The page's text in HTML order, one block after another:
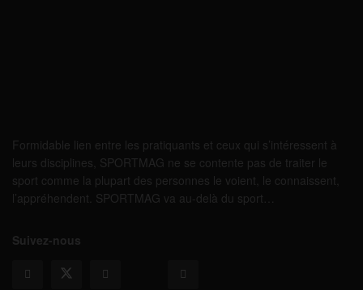
Formidable lien entre les pratiquants et ceux qui s’intéressent à
leurs disciplines, SPORTMAG ne se contente pas de traiter le
sport comme la plupart des personnes le voient, le connaissent,
l’appréhendent. SPORTMAG va au-delà du sport…
Suivez-nous